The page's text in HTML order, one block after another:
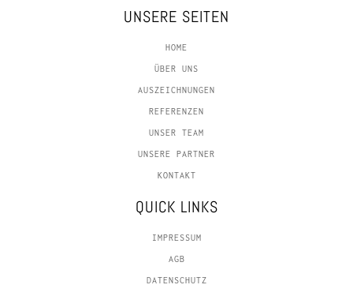
UNSERE SEITEN
HOME
ÜBER UNS
AUSZEICHNUNGEN
REFERENZEN
UNSER TEAM
UNSERE PARTNER
KONTAKT
QUICK LINKS
IMPRESSUM
AGB
DATENSCHUTZ